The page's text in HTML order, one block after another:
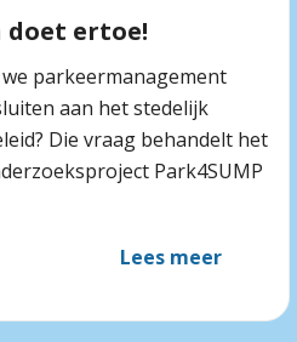
doet ertoe!
parkeermanagement
aan het stedelijk
Die vraag behandelt het
Park4SUMP
Lees meer